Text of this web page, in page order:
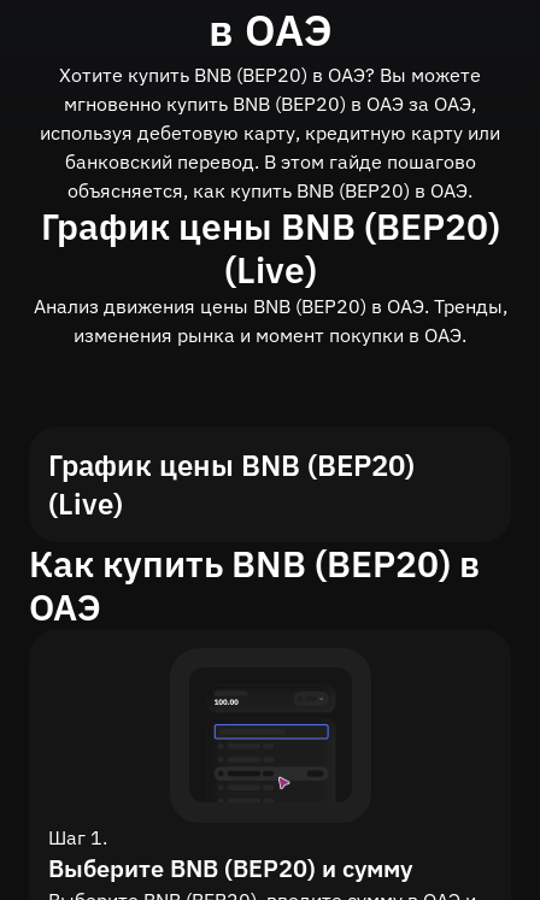
в ОАЭ
Хотите купить BNB (BEP20) в ОАЭ? Вы можете
мгновенно купить BNB (BEP20) в ОАЭ за ОАЭ,
используя дебетовую карту, кредитную карту или
банковский перевод. В этом гайде пошагово
объясняется, как купить BNB (BEP20) в ОАЭ.
График цены BNB (BEP20)
(Live)
Анализ движения цены BNB (BEP20) в ОАЭ. Тренды,
изменения рынка и момент покупки в ОАЭ.
График цены BNB (BEP20)
(Live)
Как купить BNB (BEP20) в
ОАЭ
Шаг 1.
Выберите BNB (BEP20) и сумму